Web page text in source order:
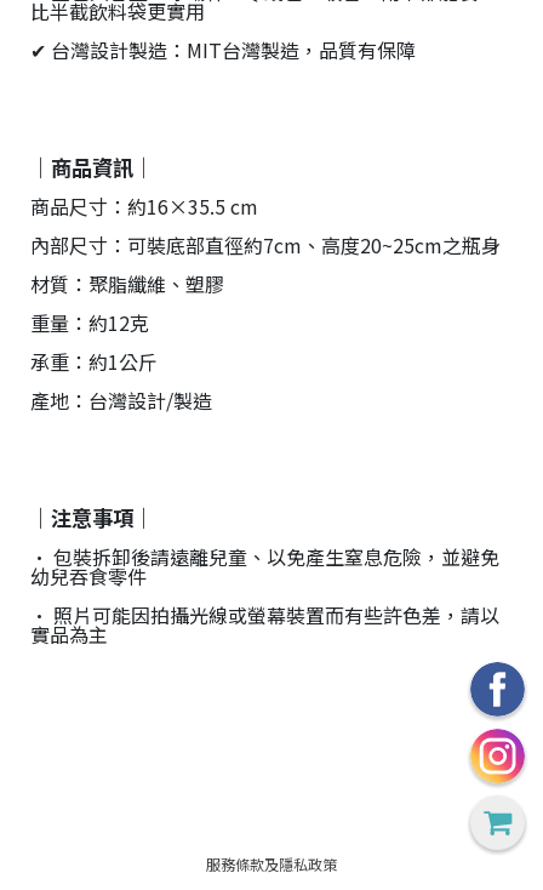
比半截飲料袋更實用
✔ 台灣設計製造：MIT台灣製造，品質有保障
｜商品資訊｜
商品尺寸：約16×35.5 cm
內部尺寸：可裝底部直徑約7cm、高度20~25cm之瓶身
材質：聚脂纖維、塑膠
重量：約12克
承重：約1公斤
產地：台灣設計/製造
｜注意事項｜
• 包裝拆卸後請遠離兒童、以免產生窒息危險，並避免
幼兒吞食零件
• 照片可能因拍攝光線或螢幕裝置而有些許色差，請以
實品為主
服務條款及隱私政策